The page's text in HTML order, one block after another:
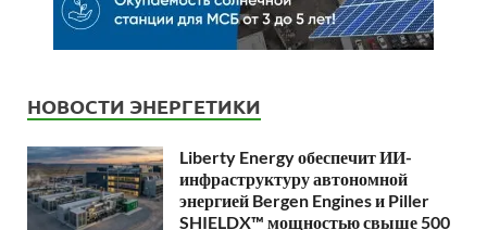
НОВОСТИ ЭНЕРГЕТИКИ
Liberty Energy обеспечит ИИ-
инфраструктуру автономной
энергией Bergen Engines и Piller
SHIELDX™ мощностью свыше 500